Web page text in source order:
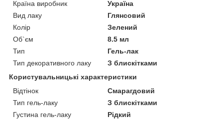
Країна виробник
Україна
Вид лаку
Глянсовий
Колір
Зелений
Об`єм
8.5 мл
Тип
Гель-лак
Тип декоративного лаку
З блискітками
Користувальницькі характеристики
Відтінок
Смарагдовий
Тип гель-лаку
З блискітками
Густина гель-лаку
Рідкий